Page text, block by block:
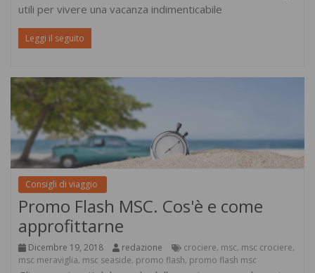
utili per vivere una vacanza indimenticabile
Leggi il seguito
Consigli di viaggio
Promo Flash MSC. Cos'è e come
approfittarne
Dicembre 19, 2018 redazione crociere, msc, msc crociere,
msc meraviglia, msc seaside, promo flash, promo flash msc